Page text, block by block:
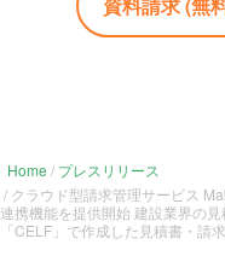
Home
プレスリリース
クラウド型請求管理サービス
連携機能を提供開始 建設業界の
「CELF」で作成した見積書・請